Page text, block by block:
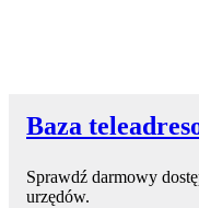
Baza
Sprawdź darmowy
urzędów.